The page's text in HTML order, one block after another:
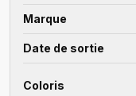
Marque
Date de sortie
Coloris